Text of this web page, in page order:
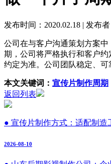
发布时间：2020.02.18 | 发布
公司在与客户沟通策划方案
期，公司将严格执行和客户
约定为准。公司团队稳定、可
本文关键词： 宣传片制作周期
返回列表
● 宣传片制作方式：适配制造
2026-08-10